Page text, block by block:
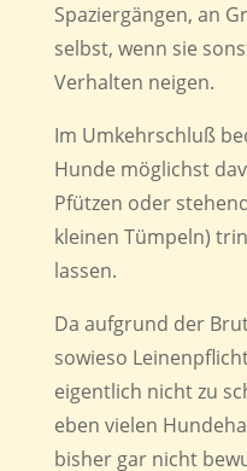
Spaziergängen, an
selbst, wenn sie
Verhalten neigen.
Im Umkehrschluß
Hunde möglichst
Pfützen oder
kleinen Tümpeln)
lassen.
Da aufgrund der
sowieso
eigentlich nicht zu
eben vielen
bisher gar nicht